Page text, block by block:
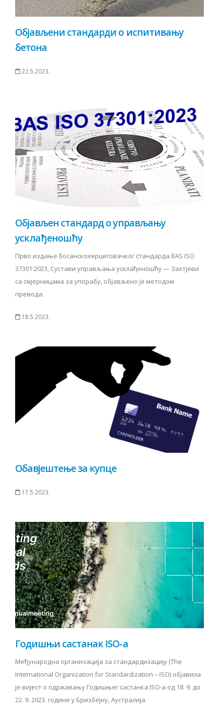
Објављени стандарди о испитивању
бетона
22.5.2023.
Објављен стандард о управљању
усклађеношћу
Прво издање босанскохерцеговачког стандарда BAS ISO
37301:2023, Сустави управљања усклађеношћу — Захтјеви
са смјерницама за упорабу, објављено је методом
превода.
18.5.2023.
Обавјештење за купце
17.5.2023.
Годишњи састанак ISO-a
Међународна организација за стандардизацију (The
International Organization for Standardization – ISO) објавила
је вијест о одржавању Годишњег састанка ISO-а од 18. 9. до
22. 9. 2023. године у Бризбејну, Аустралија.